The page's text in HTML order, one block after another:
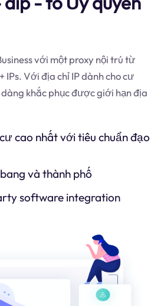
với một proxy nội trú từ
IPs. Với địa chỉ IP dành cho cư
dàng khắc phục được giới hạn địa
cao nhất với tiêu chuẩn đạo
và thành phố
software integration